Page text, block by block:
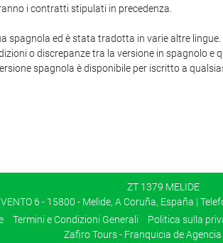
i contratti stipulati in precedenza.
spagnola ed è stata tradotta in varie altre
o discrepanze tra la versione in spagnolo
spagnola è disponibile per iscritto a
ZT 1379 MELIDE
6 - 15800 - Melide, A Coruña, España |
Termini e Condizioni Generali Politica sulla
Zafiro Tours - Franquicia de